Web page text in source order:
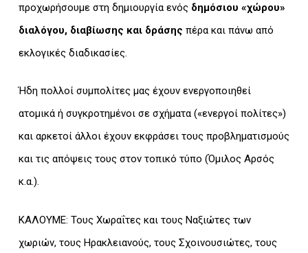
προχωρήσουμε στη δημιουργία ενός δημόσιου «χώρου»
διαλόγου, διαβίωσης και δράσης πέρα και πάνω από
εκλογικές διαδικασίες.
Ήδη πολλοί συμπολίτες μας έχουν ενεργοποιηθεί
ατομικά ή συγκροτημένοι σε σχήματα («ενεργοί πολίτες»)
και αρκετοί άλλοι έχουν εκφράσει τους προβληματισμούς
και τις απόψεις τους στον τοπικό τύπο (Όμιλος Αρσός
κ.α.).
ΚΑΛΟΥΜΕ: Τους Χωραΐτες και τους Ναξιώτες των
χωριών, τους Ηρακλειανούς, τους Σχοινουσιώτες, τους